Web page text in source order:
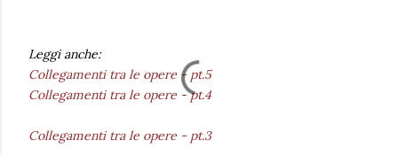
Leggi anche:
Collegamenti tra le opere - pt.5
Collegamenti tra le opere - pt.4
Collegamenti tra le opere - pt.3